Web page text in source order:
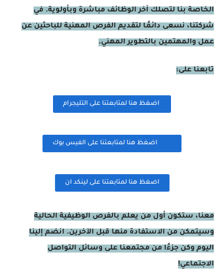
الخاصة بنا لتصلك آخر الوظائف مباشرة وبأولوية. في
شركتنا، نسعى دائمًا لتقديم الفرص المهنية للباحثين عن
عمل والمهتمين بالتطوير المهني.
تابعنا على:
اضغظ هنا لمتابعتنا على التليجرام
اضغظ هنا لمتابعتنا على الفيس بوك
اضغظ هنا لمتابعتنا على لينكد ان
معنا، ستكون أول من يعلم بالفرص الوظيفية الحالية
وسيتمكن من الاستفادة منها قبل الآخرين. انضم إلينا
اليوم وكن جزءًا من مجتمعنا على وسائل التواصل
الاجتماعي!